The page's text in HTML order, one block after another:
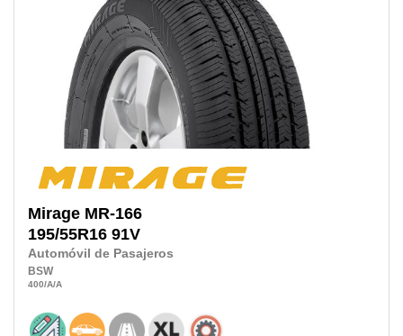
Mirage MR-166
195/55R16 91V
Automóvil de Pasajeros
BSW
400/A/A